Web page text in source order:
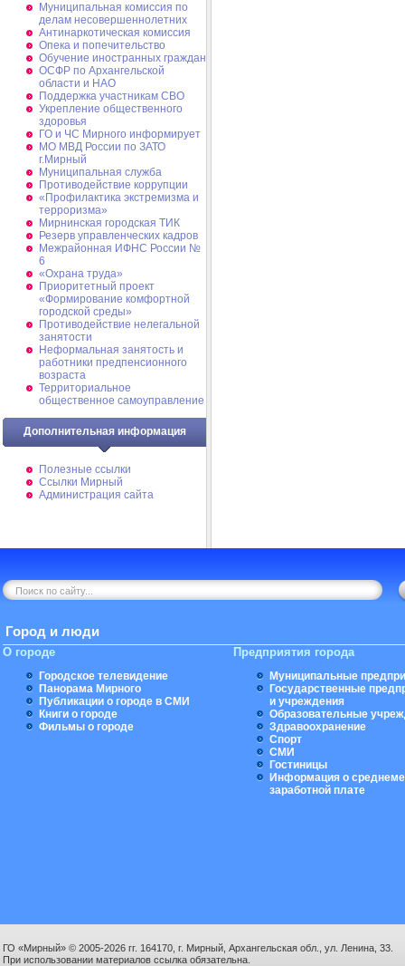
Муниципальная комиссия по
делам несовершеннолетних
Антинаркотическая комиссия
Опека и попечительство
Обучение иностранных граждан
ОСФР по Архангельской
области и НАО
Поддержка участникам СВО
Укрепление общественного
здоровья
ГО и ЧС Мирного информирует
МО МВД России по ЗАТО
г.Мирный
Муниципальная cлужба
Противодействие коррупции
«Профилактика экстремизма и
терроризма»
Мирнинская городская ТИК
Резерв управленческих кадров
Межрайонная ИФНС России №
6
«Охрана труда»
Приоритетный проект
«Формирование комфортной
городской среды»
Противодействие нелегальной
занятости
Неформальная занятость и
работники предпенсионного
возраста
Территориальное
общественное самоуправление
Дополнительная информация
Полезные ссылки
Ссылки Мирный
Администрация сайта
Город и люди
О городе
Городское телевидение
Панорама Мирного
Публикации о городе в СМИ
Книги о городе
Фильмы о городе
Предприятия города
Муниципальные
Государственные
и учреждения
Образовательные
Здравоохранение
Спорт
СМИ
Гостиницы
Информация о
заработной плате
ГО «Мирный» © 2005-2026 гг. 164170, г. Мирный, Архангельская обл., ул. Ленина, 33.
При использовании материалов ссылка обязательна.